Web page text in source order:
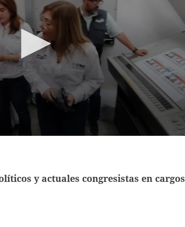
y actuales congresistas en cargos